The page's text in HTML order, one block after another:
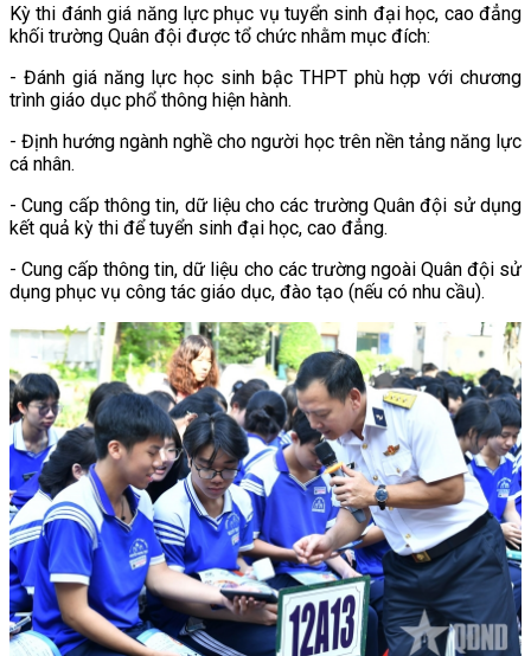
Kỳ thi đánh giá năng lực phục vụ tuyển sinh đại học, cao đẳng
khối trường Quân đội được tổ chức nhằm mục đích:
- Đánh giá năng lực học sinh bậc THPT phù hợp với chương
trình giáo dục phổ thông hiện hành.
- Định hướng ngành nghề cho người học trên nền tảng năng lực
cá nhân.
- Cung cấp thông tin, dữ liệu cho các trường Quân đội sử dụng
kết quả kỳ thi để tuyển sinh đại học, cao đẳng.
- Cung cấp thông tin, dữ liệu cho các trường ngoài Quân đội sử
dụng phục vụ công tác giáo dục, đào tạo (nếu có nhu cầu).